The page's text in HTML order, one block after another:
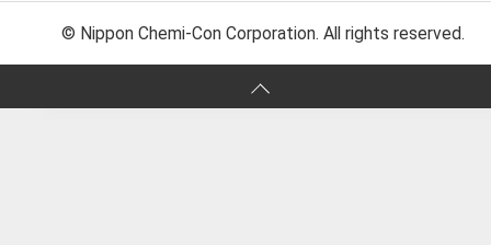
© Nippon Chemi-Con Corporation. All rights reserved.